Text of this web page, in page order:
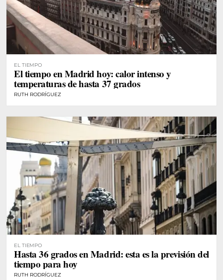
EL TIEMPO
El tiempo en Madrid hoy: calor intenso y
temperaturas de hasta 37 grados
RUTH RODRÍGUEZ
EL TIEMPO
Hasta 36 grados en Madrid: esta es la previsión del
tiempo para hoy
RUTH RODRÍGUEZ